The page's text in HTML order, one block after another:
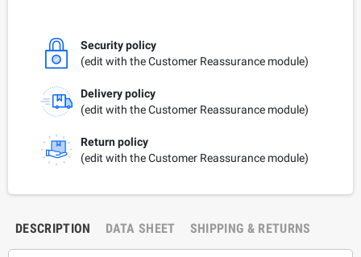
Security policy
(edit with the Customer Reassurance module)
Delivery policy
(edit with the Customer Reassurance module)
Return policy
(edit with the Customer Reassurance module)
DESCRIPTION DATA SHEET SHIPPING & RETURNS